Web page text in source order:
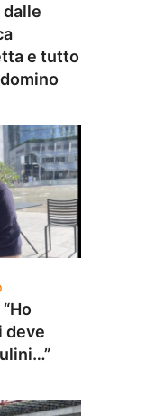
dalle
e tutto
deve